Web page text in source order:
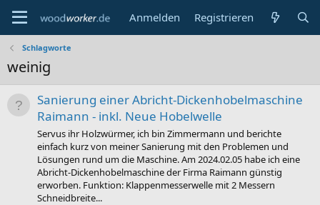
Anmelden Registrieren
Schlagworte
weinig
Sanierung einer Abricht-Dickenhobelmaschine
Raimann - inkl. Neue Hobelwelle
Servus ihr Holzwürmer, ich bin Zimmermann und berichte
einfach kurz von meiner Sanierung mit den Problemen und
Lösungen rund um die Maschine. Am 2024.02.05 habe ich eine
Abricht-Dickenhobelmaschine der Firma Raimann günstig
erworben. Funktion: Klappenmesserwelle mit 2 Messern
Schneidbreite...